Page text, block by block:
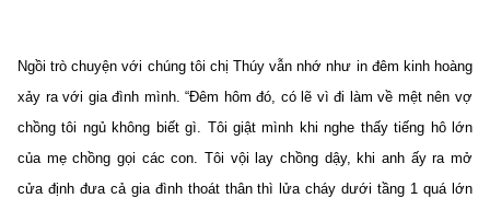
Ngồi trò chuyện với chúng tôi chị Thúy vẫn nhớ như in đêm kinh hoàng
xảy ra với gia đình mình. “Đêm hôm đó, có lẽ vì đi làm về mệt nên vợ
chồng tôi ngủ không biết gì. Tôi giật mình khi nghe thấy tiếng hô lớn
của mẹ chồng gọi các con. Tôi vội lay chồng dậy, khi anh ấy ra mở
cửa định đưa cả gia đình thoát thân thì lửa cháy dưới tầng 1 quá lớn